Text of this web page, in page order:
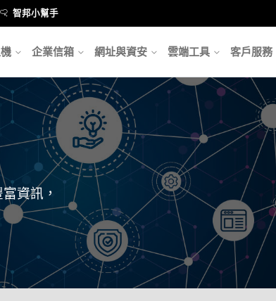
智邦小幫手
企業信箱 網址與資安 雲端工具 客戶服務
資訊，